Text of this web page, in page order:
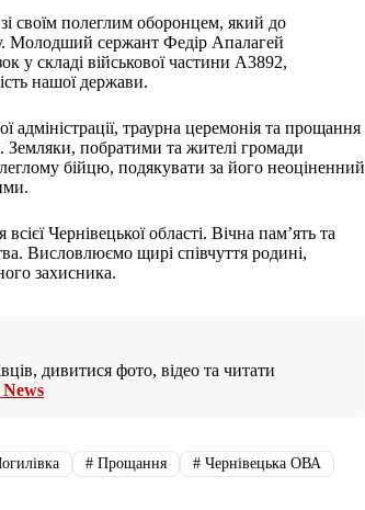
своїм полеглим оборонцем, який до
Молодший сержант Федір Апалагей
у складі військової частини А3892,
нашої держави.
адміністрації, траурна церемонія та прощання
Земляки, побратими та жителі громади
бійцю, подякувати за його неоціненний
Чернівецької області. Вічна пам’ять та
Висловлюємо щирі співчуття родині,
захисника.
дивитися фото, відео та читати
News
# Прощання #Чернівецька ОВА